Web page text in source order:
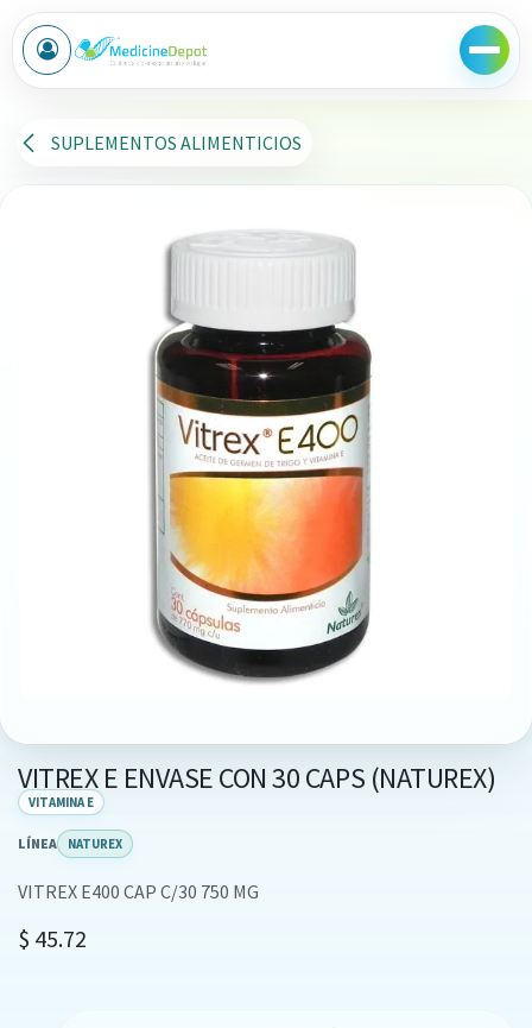
Ir al contenido
SUPLEMENTOS ALIMENTICIOS
VITREX E ENVASE CON 30 CAPS (NATUREX)
VITAMINA E
LÍNEA NATUREX
VITREX E400 CAP C/30 750 MG
$ 45.72